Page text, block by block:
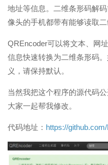
地址等信息。二维条形码解
像头的手机都带有能够读取二
QREncoder可以将文本、网
信息快速转换为二维条形码
义，请保持默认。
当然我把这个程序的源代码
大家一起帮我修改。
代码地址： https://